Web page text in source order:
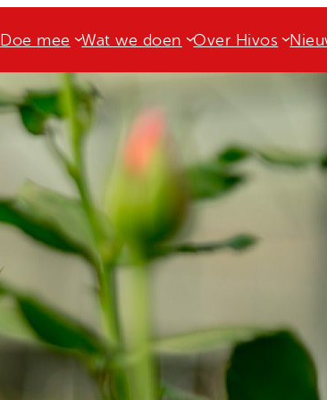
Doe mee Wat we doen Over Hivos